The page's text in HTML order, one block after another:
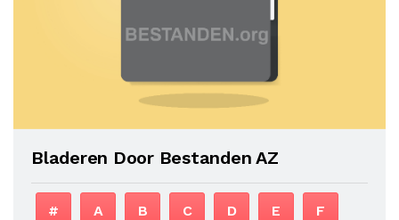
Bladeren Door Bestanden AZ
# A B C D E F